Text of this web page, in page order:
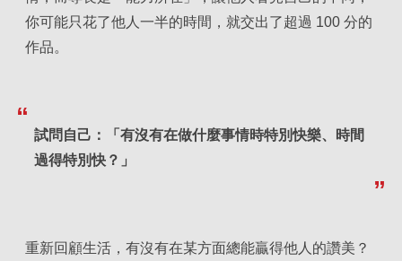
你可能只花了他人一半的時間，就交出了超過 100 分的
作品。
試問自己：「有沒有在做什麼事情時特別快樂、時間
過得特別快？」
重新回顧生活，有沒有在某方面總能贏得他人的讚美？